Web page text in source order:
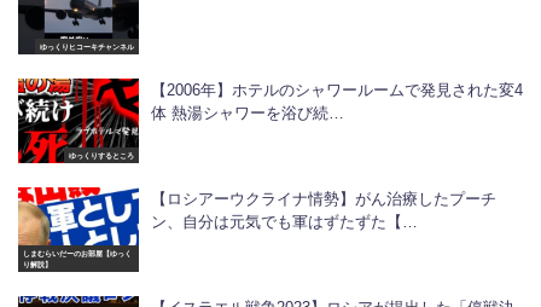
ゆっくりヒコーキチャンネル
ゆっくりするところ
【2006年】ホテルのシャワールームで発見された変4
体 熱湯シャワーを浴び続…
しまむらいだーのお部屋【ゆっく
り解説】
【ロシアーウクライナ情勢】がん治療したプーチ
ン、自分は元気でも軍はずたずた【…